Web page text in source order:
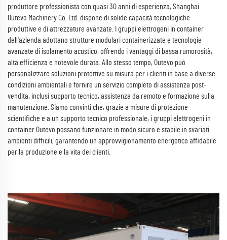
produttore professionista con quasi 30 anni di esperienza, Shanghai
Outevo Machinery Co. Ltd. dispone di solide capacità tecnologiche
produttive e di attrezzature avanzate. I gruppi elettrogeni in container
dell'azienda adottano strutture modulari containerizzate e tecnologie
avanzate di isolamento acustico, offrendo i vantaggi di bassa rumorosità,
alta efficienza e notevole durata. Allo stesso tempo, Outevo può
personalizzare soluzioni protettive su misura per i clienti in base a diverse
condizioni ambientali e fornire un servizio completo di assistenza post-
vendita, inclusi supporto tecnico, assistenza da remoto e formazione sulla
manutenzione. Siamo convinti che, grazie a misure di protezione
scientifiche e a un supporto tecnico professionale, i gruppi elettrogeni in
container Outevo possano funzionare in modo sicuro e stabile in svariati
ambienti difficili, garantendo un approvvigionamento energetico affidabile
per la produzione e la vita dei clienti.